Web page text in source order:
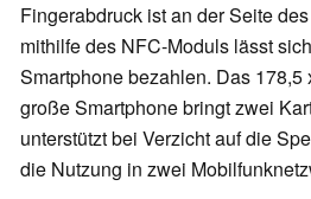
Fingerabdruck ist an der Seite
mithilfe des NFC-Moduls lässt
Smartphone bezahlen. Das 178,5
große Smartphone bringt zwei
unterstützt bei Verzicht auf die
die Nutzung in zwei